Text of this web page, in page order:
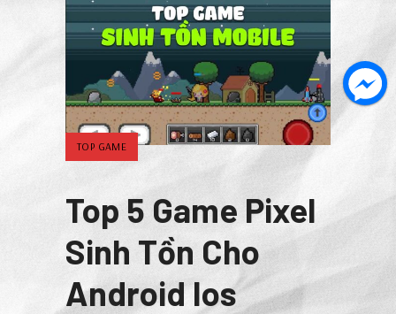
TOP GAME
Top 5 Game Pixel
Sinh Tồn Cho
Android Ios